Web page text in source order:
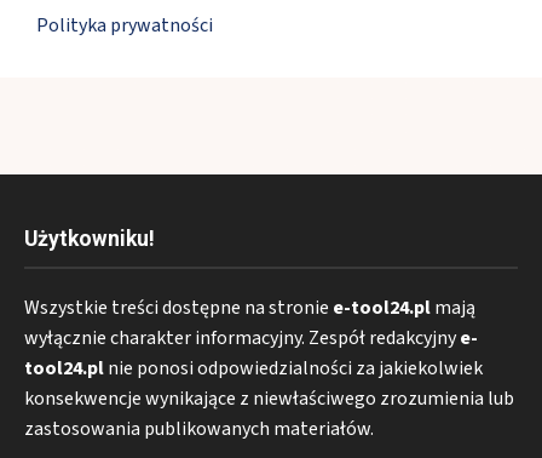
Polityka prywatności
Użytkowniku!
Wszystkie treści dostępne na stronie e-tool24.plmają
wyłącznie charakter informacyjny. Zespół redakcyjnye-
tool24.plnie ponosi odpowiedzialności za jakiekolwiek
konsekwencje wynikające z niewłaściwego zrozumienia lub
zastosowania publikowanych materiałów.